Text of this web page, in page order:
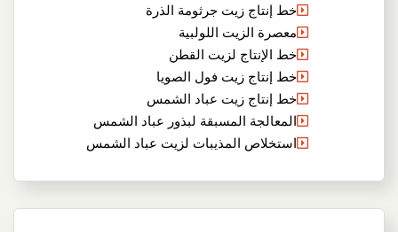
خط إنتاج زيت جرثومة الذرة
معصرة الزيت اللولبية
خط الإنتاج لزيت القطن
خط إنتاج زيت فول الصويا
خط إنتاج زيت عباد الشمس
المعالجة المسبقة لبذور عباد الشمس
استخلاص المذيبات لزيت عباد الشمس